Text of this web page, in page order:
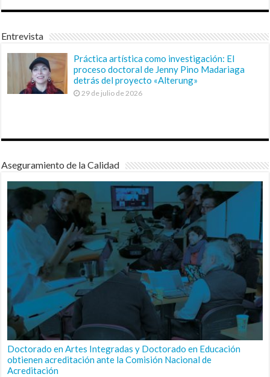
Entrevista
Práctica artística como investigación: El
proceso doctoral de Jenny Pino Madariaga
detrás del proyecto «Alterung»
29 de julio de 2026
Aseguramiento de la Calidad
Doctorado en Artes Integradas y Doctorado en Educación
obtienen acreditación ante la Comisión Nacional de
Acreditación